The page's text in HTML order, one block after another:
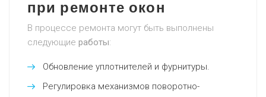
при ремонте окон
В процессе ремонта могут быть выполнены
следующие работы:
Обновление уплотнителей и фурнитуры.
Регулировка механизмов поворотно-